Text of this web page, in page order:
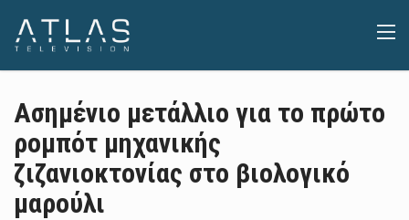
Ασημένιο μετάλλιο για το πρώτο
ρομπότ μηχανικής
ζιζανιοκτονίας στο βιολογικό
μαρούλι